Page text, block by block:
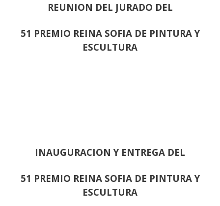
REUNION DEL JURADO DEL
51 PREMIO REINA SOFIA DE PINTURA Y
ESCULTURA
INAUGURACION Y ENTREGA DEL
51 PREMIO REINA SOFIA DE PINTURA Y
ESCULTURA